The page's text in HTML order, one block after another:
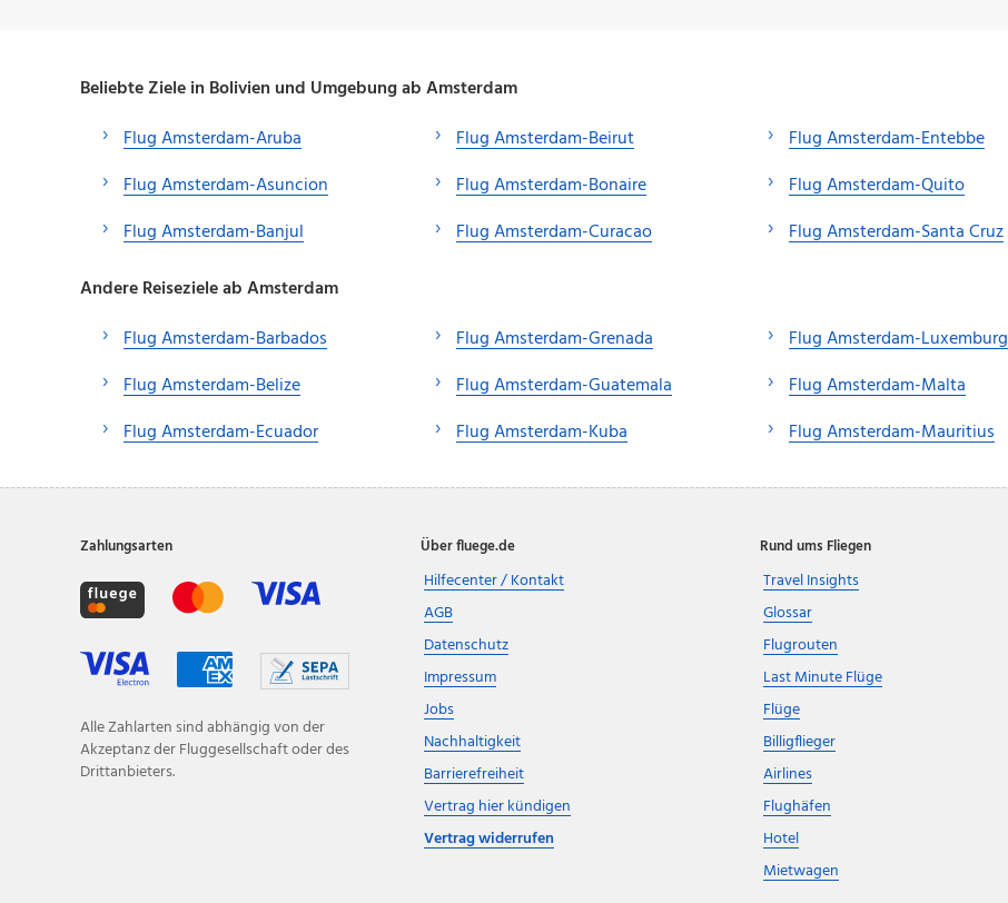
Beliebte Ziele in Bolivien und Umgebung ab Amsterdam
Flug Amsterdam-Aruba
Flug Amsterdam-Asuncion
Flug Amsterdam-Banjul
Flug Amsterdam-Beirut
Flug Amsterdam-Bonaire
Flug Amsterdam-Curacao
Flug Amsterdam-Entebbe
Flug Amsterdam-Quito
Flug Amsterdam-Santa Cruz
Andere Reiseziele ab Amsterdam
Flug Amsterdam-Barbados
Flug Amsterdam-Belize
Flug Amsterdam-Ecuador
Flug Amsterdam-Grenada
Flug Amsterdam-Guatemala
Flug Amsterdam-Kuba
Flug Amsterdam-Luxemburg
Flug Amsterdam-Malta
Flug Amsterdam-Mauritius